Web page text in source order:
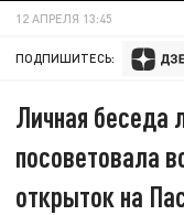
12 АПРЕЛЯ 13:45
ПОДПИШИТЕСЬ:
Личная беседа
посоветовала
открыток на